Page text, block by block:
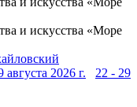
августа 2026 г.
22 - 29